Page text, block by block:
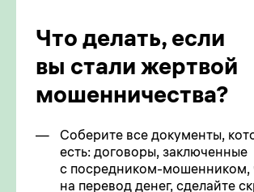
Что делать, если
вы стали жертвой
мошенничества?
Соберите все документы,
есть: договоры, заключенные
с посредником-мошенником,
на перевод денег, сделайте